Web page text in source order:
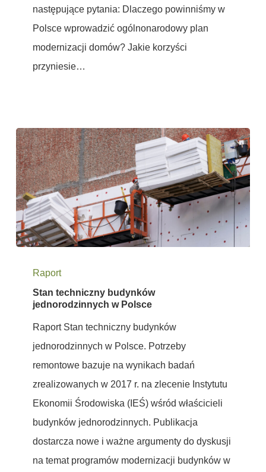
następujące pytania: Dlaczego powinniśmy w
Polsce wprowadzić ogólnonarodowy plan
modernizacji domów? Jakie korzyści
przyniesie…
techniczny
budynków
jednorodzinnych
Polsce
Raport
Stan techniczny budynków
jednorodzinnych w Polsce
Raport Stan techniczny budynków
jednorodzinnych w Polsce. Potrzeby
remontowe bazuje na wynikach badań
zrealizowanych w 2017 r. na zlecenie Instytutu
Ekonomii Środowiska (IEŚ) wśród właścicieli
budynków jednorodzinnych. Publikacja
dostarcza nowe i ważne argumenty do dyskusji
na temat programów modernizacji budynków w